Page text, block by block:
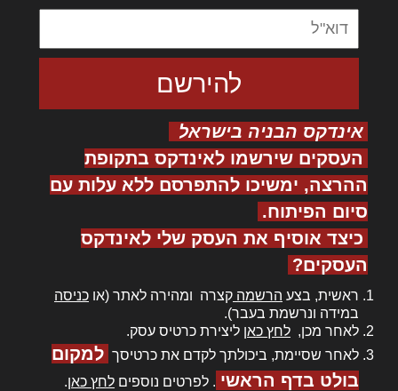
אינדקס הבניה בישראל
העסקים שירשמו לאינדקס בתקופת
ההרצה, ימשיכו להתפרסם ללא עלות עם
סיום הפיתוח.
כיצד אוסיף את העסק שלי לאינדקס
העסקים?
ראשית, בצע הרשמה קצרה ומהירה לאתר (או כניסה
במידה ונרשמת בעבר).
לאחר מכן, לחץ כאן ליצירת כרטיס עסק.
לאחר שסיימת, ביכולתך לקדם את כרטיסך למקום
בולט בדף הראשי . לפרטים נוספים לחץ כאן.